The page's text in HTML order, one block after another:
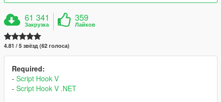
61 341
Закрузка
359
Лайков
4.81 / 5 звёзд (62 голоса)
Required:
- Script Hook V
- Script Hook V .NET